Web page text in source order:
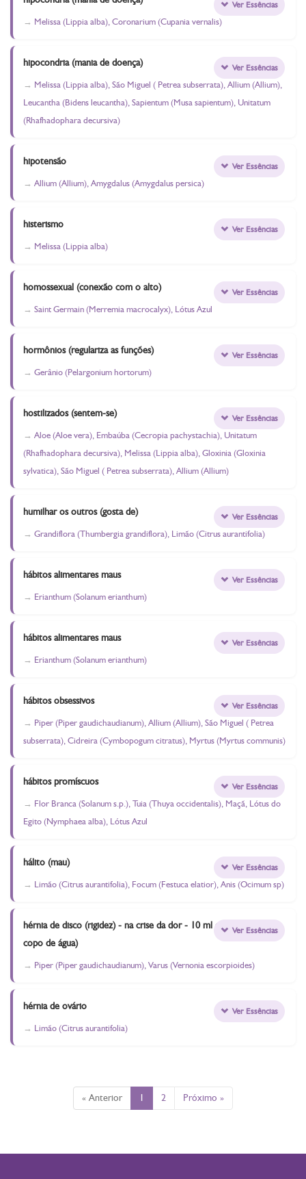
Melissa (Lippia alba), Coronarium (Cupania vernalis)
Ver Essências
hipocondria (mania de doença)
Melissa (Lippia alba), São Miguel ( Petrea subserrata), Allium (Allium),
Leucantha (Bidens leucantha), Sapientum (Musa sapientum), Unitatum
(Rhafhadophara decursiva)
Ver Essências
hipotensão
Allium (Allium), Amygdalus (Amygdalus persica)
Ver Essências
histerismo
Melissa (Lippia alba)
Ver Essências
homossexual (conexão com o alto)
Saint Germain (Merremia macrocalyx), Lótus Azul
Ver Essências
hormônios (regulariza as funções)
Gerânio (Pelargonium hortorum)
Ver Essências
hostilizados (sentem-se)
Aloe (Aloe vera), Embaúba (Cecropia pachystachia), Unitatum
(Rhafhadophara decursiva), Melissa (Lippia alba), Gloxinia (Gloxinia
sylvatica), São Miguel ( Petrea subserrata), Allium (Allium)
Ver Essências
humilhar os outros (gosta de)
Grandiflora (Thumbergia grandiflora), Limão (Citrus aurantifolia)
Ver Essências
hábitos alimentares maus
Erianthum (Solanum erianthum)
Ver Essências
hábitos alimentares maus
Erianthum (Solanum erianthum)
Ver Essências
hábitos obsessivos
Piper (Piper gaudichaudianum), Allium (Allium), São Miguel ( Petrea
subserrata), Cidreira (Cymbopogum citratus), Myrtus (Myrtus communis)
Ver Essências
hábitos promíscuos
Flor Branca (Solanum s.p.), Tuia (Thuya occidentalis), Maçã, Lótus do
Egito (Nymphaea alba), Lótus Azul
Ver Essências
hálito (mau)
Limão (Citrus aurantifolia), Focum (Festuca elatior), Anis (Ocimum sp)
Ver Essências
hérnia de disco (rigidez) - na crise da dor - 10 ml em um
copo de água)
Piper (Piper gaudichaudianum), Varus (Vernonia escorpioides)
Ver Essências
hérnia de ovário
Limão (Citrus aurantifolia)
Ver Essências
« Anterior 1 2 Próximo »